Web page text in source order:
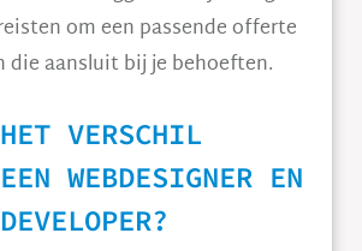
om een passende offerte
die aansluit bij je behoeften.
VERSCHIL
WEBDESIGNER EN